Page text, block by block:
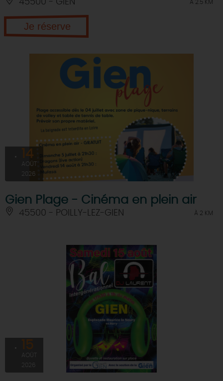
45500 - GIEN À 2.5 KM
Je réserve
14
AOÛT
2026
Gien Plage - Cinéma en plein air
45500 - POILLY-LEZ-GIEN À 2 KM
15
AOÛT
2026